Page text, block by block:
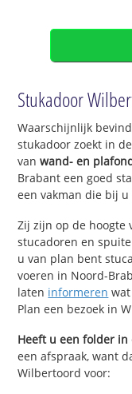
Stukadoor
Waarschijnlijk
stukadoor zoekt in
vanwand- en
Brabant een goed
een vakman die bij
Zij zijn op de hoogte
stucadoren en
u van plan bent
voeren in Noord-
laten informeren
Plan een bezoek in
Heeft u een folder in
een afspraak, want
Wilbertoord voor: